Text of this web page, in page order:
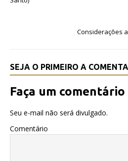
o
Considerações
SEJA O PRIMEIRO A
Faça um comentário
Seu e-mail não será divulgado.
Comentário